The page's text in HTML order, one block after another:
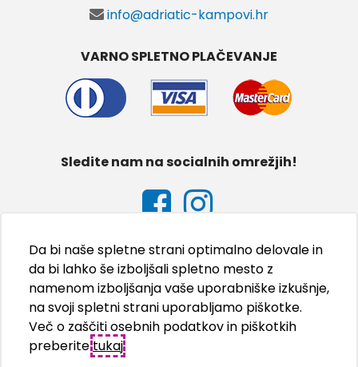
info@adriatic-kampovi.hr
VARNO SPLETNO PLAČEVANJE
Sledite nam na socialnih omrežjih!
Da bi naše spletne strani optimalno delovale in
da bi lahko še izboljšali spletno mesto z
namenom izboljšanja vaše uporabniške izkušnje,
na svoji spletni strani uporabljamo piškotke.
Več o zaščiti osebnih podatkov in piškotkih
preberitetukaj.